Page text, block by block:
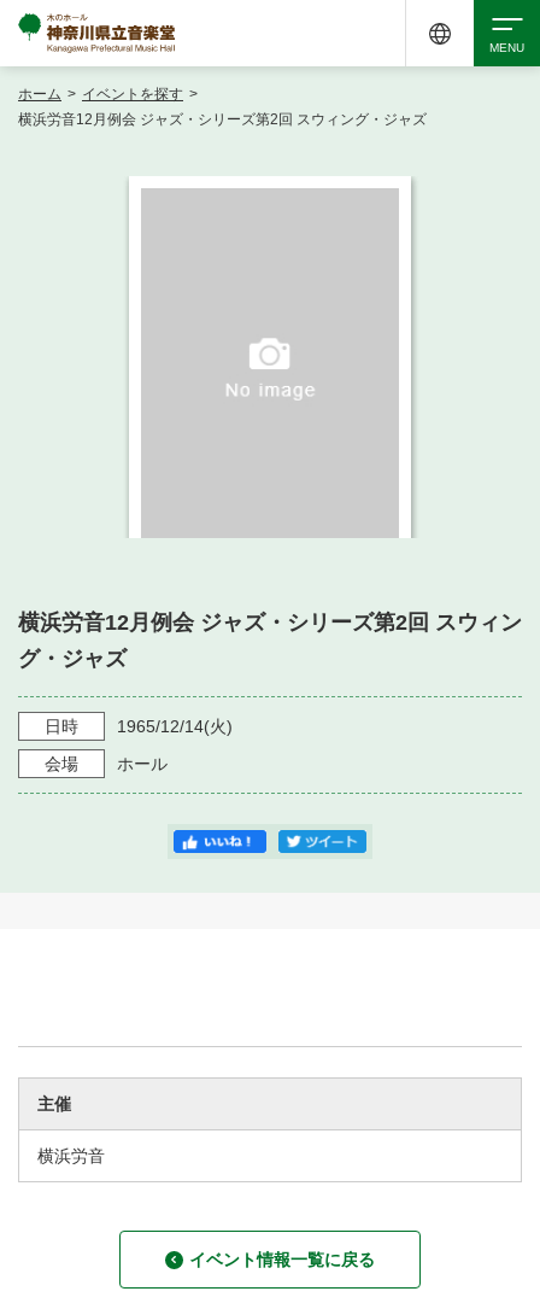
・ フロアマップ
・ よくある質問
・ 空き状況
・ 利用料金
・ 音楽堂のご案内
・ フロアマップ
・ 芸術参与
神奈川県立音楽堂
SNS
ホーム > イベントを探す >
横浜労音12月例会 ジャズ・シリーズ第2回 スウィング・ジャズ
横浜労音12月例会 ジャズ・シリーズ第2回 スウィン
グ・ジャズ
日時 1965/12/14(火)
会場
ホール
主催
横浜労音
イベント情報一覧に戻る